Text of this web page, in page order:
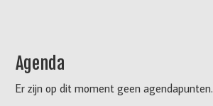
Agenda
Er zijn op dit moment geen agendapunten.